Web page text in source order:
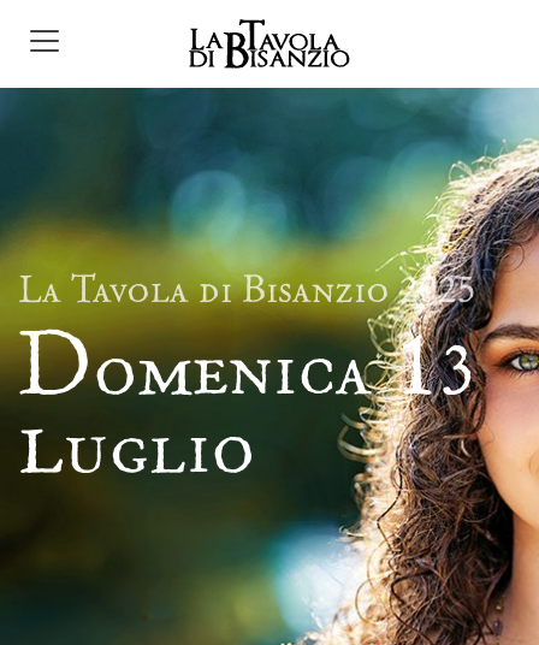
La Tavola di Bisanzio 2025
Domenica13
luglio